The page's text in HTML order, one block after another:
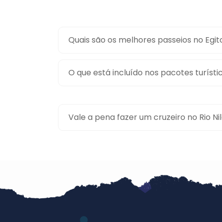
Quais são os melhores passeios no
O que está incluído nos pacotes
Vale a pena fazer um cruzeiro no Rio